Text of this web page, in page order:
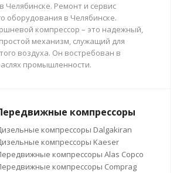
Челябинске. Ремонт и сервис
оборудования в Челябинске.
компрессор – это надежный,
механизм, служащий для
воздуха. Он востребован в
промышленности.
компрессоры
компрессоры Dalgakiran
компрессоры Kaeser
компрессоры Alas Copco
компрессоры Comprag